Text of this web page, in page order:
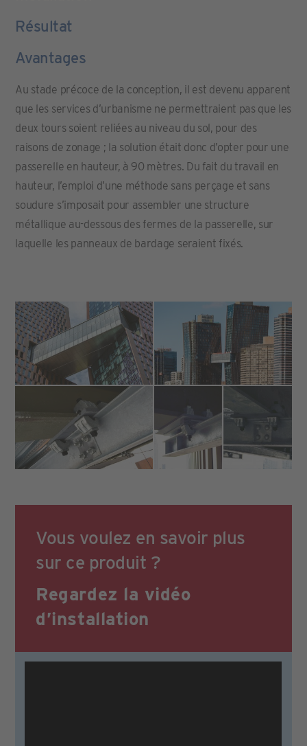
Résultat
Avantages
Au stade précoce de la conception, il est devenu apparent
que les services d’urbanisme ne permettraient pas que les
deux tours soient reliées au niveau du sol, pour des
raisons de zonage ; la solution était donc d’opter pour une
passerelle en hauteur, à 90 mètres. Du fait du travail en
hauteur, l’emploi d’une méthode sans perçage et sans
soudure s’imposait pour assembler une structure
métallique au-dessous des fermes de la passerelle, sur
laquelle les panneaux de bardage seraient fixés.
Vous voulez en savoir plus
sur ce produit ?
Regardez la vidéo
d’installation